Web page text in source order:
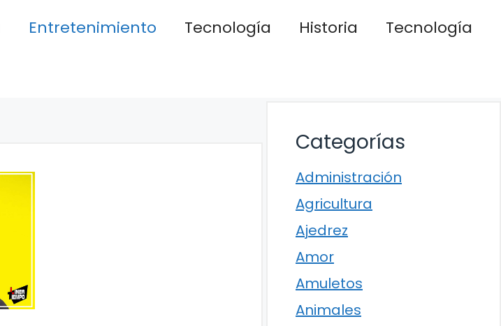
Entretenimiento Tecnología Historia
Tecnología
Categorías
Administración
Agricultura
Ajedrez
Amor
Amuletos
Animales